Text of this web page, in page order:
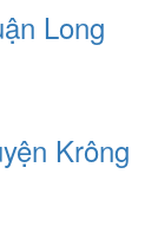
Long
Krông